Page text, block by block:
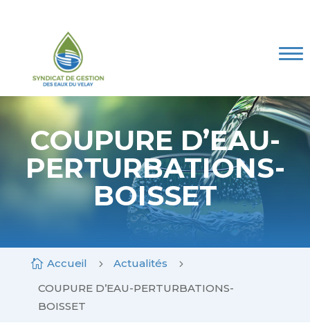
COUPURE D’EAU-
PERTURBATIONS-
BOISSET
 Accueil 5 Actualités 5
COUPURE D’EAU-PERTURBATIONS-
BOISSET
Le SGEV
Les compétences
Marchés publics
Mes Démarches
Espace documentaire
Contact